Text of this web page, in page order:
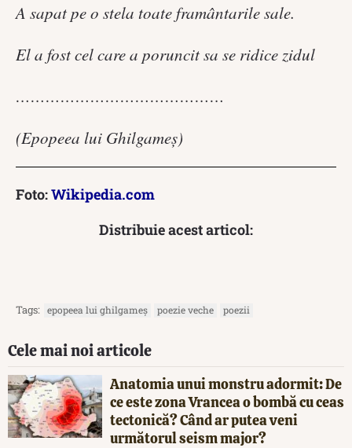
A sapat pe o stela toate framântarile sale.
El a fost cel care a poruncit sa se ridice zidul
……………………………………
(Epopeea lui Ghilgameș)
Foto:Wikipedia.com
Distribuie acest articol:
Tags: epopeea lui ghilgameș poezie veche poezii
Cele mai noi articole
Anatomia unui monstru adormit: De
ce este zona Vrancea o bombă cu ceas
tectonică? Când ar putea veni
următorul seism major?